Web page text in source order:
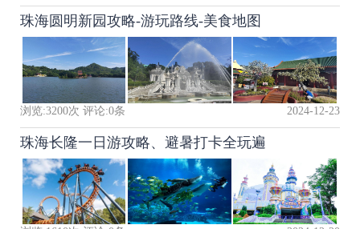
珠海圆明新园攻略-游玩路线-美食地图
浏览:3200次 评论:0条 2024-12-23
珠海长隆一日游攻略、避暑打卡全玩遍